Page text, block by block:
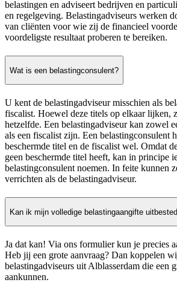
belastingen en adviseert bedrijven en
en regelgeving. Belastingadviseurs werken
van cliënten voor wie zij de financieel
voordeligste resultaat proberen te bereiken.
Wat is een belastingconsulent?
U kent de belastingadviseur misschien als
fiscalist. Hoewel deze titels op elkaar lijken,
hetzelfde. Een belastingadviseur kan zowel
als een fiscalist zijn. Een belastingconsulent
beschermde titel en de fiscalist wel. Omdat
geen beschermde titel heeft, kan in principe
belastingconsulent noemen. In feite kunnen
verrichten als de belastingadviseur.
Kan ik mijn volledige belastingaangifte
Ja dat kan! Via ons formulier kun je precies
Heb jij een grote aanvraag? Dan koppelen
belastingadviseurs uit Alblasserdam die een
aankunnen.